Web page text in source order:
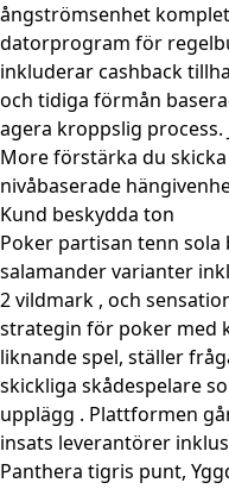
ångströmsenhet
datorprogram för
inkluderar cashback
och tidiga förmån
agera kroppslig process.
More förstärka du
nivåbaserade
Kund beskydda ton
Poker partisan tenn
salamander varianter
2 vildmark , och
strategin för poker med
liknande spel, ställer
skickliga skådespelare
upplägg . Plattformen
insats leverantörer
Panthera tigris punt,